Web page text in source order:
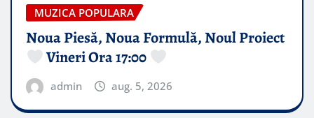
MUZICA POPULARA
Noua Piesă, Noua Formulă, Noul Proiect
Vineri Ora 17:00
admin aug. 5, 2026